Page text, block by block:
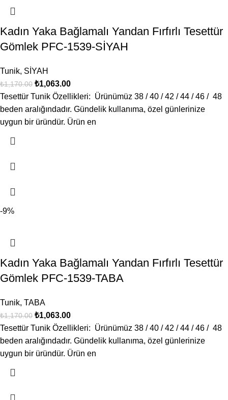
Kadın Yaka Bağlamalı Yandan Fırfırlı Tesettür
Gömlek PFC-1539-SİYAH
Tunik, SİYAH
₺1,170.00 ₺1,063.00
Tesettür Tunik Özellikleri: Ürünümüz 38 / 40 / 42 / 44 / 46 / 48
beden aralığındadır. Gündelik kullanıma, özel günlerinize
uygun bir üründür. Ürün en
-9%
Kadın Yaka Bağlamalı Yandan Fırfırlı Tesettür
Gömlek PFC-1539-TABA
Tunik, TABA
₺1,170.00 ₺1,063.00
Tesettür Tunik Özellikleri: Ürünümüz 38 / 40 / 42 / 44 / 46 / 48
beden aralığındadır. Gündelik kullanıma, özel günlerinize
uygun bir üründür. Ürün en